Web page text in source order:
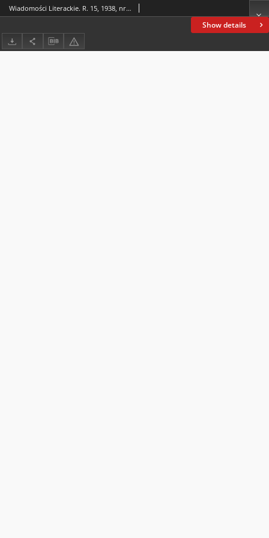
Show details
Wiadomości Literackie. R. 15, 1938, nr 41 (780), 2 X